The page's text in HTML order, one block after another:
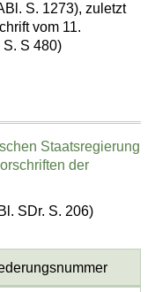
S. 1273), zuletzt
vom 11.
S. S 480)
Staatsregierung
der
SDr. S. 206)